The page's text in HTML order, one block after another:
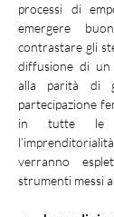
processi di
emergere
contrastare gli
diffusione di un
alla parità di
partecipazione
in tutte le
verranno
strumenti messi